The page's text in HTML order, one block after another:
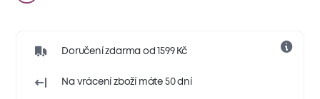
Doručení zdarma od 1599 Kč
Na vrácení zboží máte 50 dní